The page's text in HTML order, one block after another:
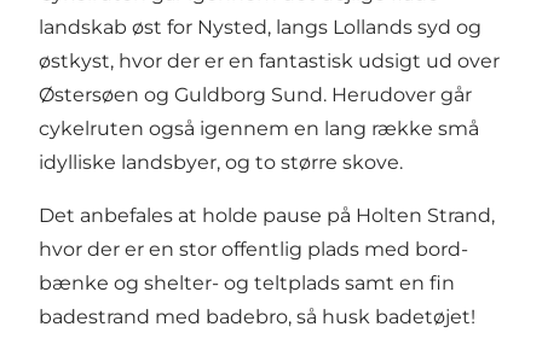
landskab øst for Nysted, langs Lollands syd og
østkyst, hvor der er en fantastisk udsigt ud over
Østersøen og Guldborg Sund. Herudover går
cykelruten også igennem en lang række små
idylliske landsbyer, og to større skove.
Det anbefales at holde pause på Holten Strand,
hvor der er en stor offentlig plads med bord-
bænke og shelter- og teltplads samt en fin
badestrand med badebro, så husk badetøjet!